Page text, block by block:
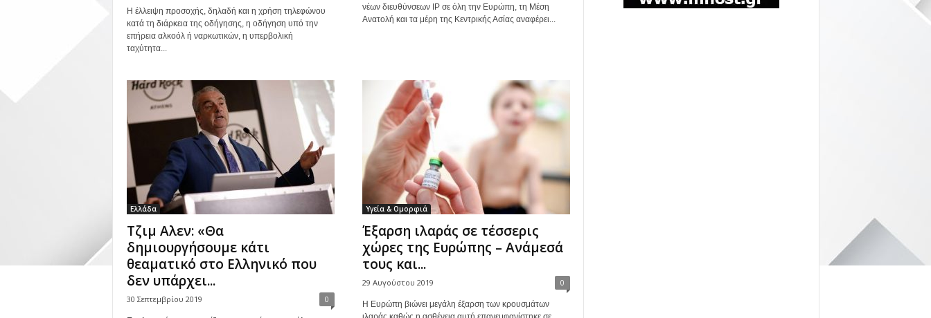
Η έλλειψη προσοχής, δηλαδή και η χρήση τηλεφώνου
κατά τη διάρκεια της οδήγησης, η οδήγηση υπό την
επήρεια αλκοόλ ή ναρκωτικών, η υπερβολική
ταχύτητα...
νέων διευθύνσεων IP σε όλη την Ευρώπη, τη Μέση
Ανατολή και τα μέρη της Κεντρικής Ασίας αναφέρει...
Ελλάδα
Τζιμ Aλεν: «Θα
δημιουργήσουμε κάτι
θεαματικό στο Ελληνικό που
δεν υπάρχει...
30 Σεπτεμβρίου 2019 0
Υγεία & Ομορφιά
Έξαρση ιλαράς σε τέσσερις
χώρες της Ευρώπης – Ανάμεσά
τους και...
29 Αυγούστου 2019 0
Η Ευρώπη βιώνει μεγάλη έξαρση των κρουσμάτων